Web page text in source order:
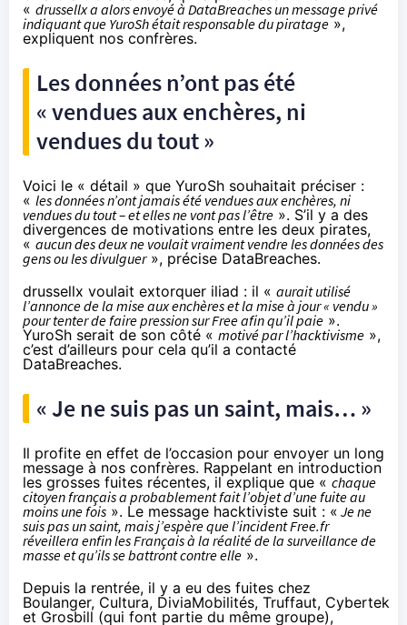
« drussellx a alors envoyé à DataBreaches un message privé
indiquant que YuroSh était responsable du piratage »,
expliquent nos confrères.
Les données n’ont pas été
« vendues aux enchères, ni
vendues du tout »
Voici le « détail » que YuroSh souhaitait préciser :
« les données n’ont jamais été vendues aux enchères, ni
vendues du tout – et elles ne vont pas l’être ». S’il y a des
divergences de motivations entre les deux pirates,
« aucun des deux ne voulait vraiment vendre les données des
gens ou les divulguer», précise DataBreaches.
drussellx voulait extorquer iliad : il « aurait utilisé
l’annonce de la mise aux enchères et la mise à jour « vendu »
pour tenter de faire pression sur Free afin qu’il paie ».
YuroSh serait de son côté « motivé par l’hacktivisme »,
c’est d’ailleurs pour cela qu’il a contacté
DataBreaches.
« Je ne suis pas un saint, mais… »
Il profite en effet de l’occasion pour envoyer un long
message à nos confrères. Rappelant en introduction
les grosses fuites récentes, il explique que « chaque
citoyen français a probablement fait l’objet d’une fuite au
moins une fois ». Le message hacktiviste suit : « Je ne
suis pas un saint, mais j’espère que l’incident Free.fr
réveillera enfin les Français à la réalité de la surveillance de
masse et qu’ils se battront contre elle ».
Depuis la rentrée, il y a eu des fuites chez
Boulanger, Cultura, DiviaMobilités, Truffaut, Cybertek
et Grosbill (qui font partie du même groupe),